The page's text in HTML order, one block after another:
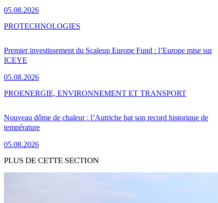
05.08.2026
Premier investissement du Scaleup Europe Fund : l’Europe mise sur
ICEYE
05.08.2026
PROTECHNOLOGIES
Nouveau dôme de chaleur : l’Autriche bat son record historique de
température
05.08.2026
PROENERGIE, ENVIRONNEMENT ET TRANSPORT
PLUS DE CETTE SECTION